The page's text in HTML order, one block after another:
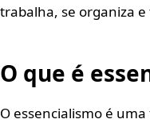
trabalha, se organiza e
O que é
O essencialismo é